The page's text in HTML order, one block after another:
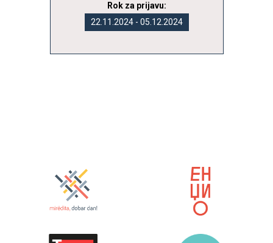
Rok za prijavu:
22.11.2024 - 05.12.2024